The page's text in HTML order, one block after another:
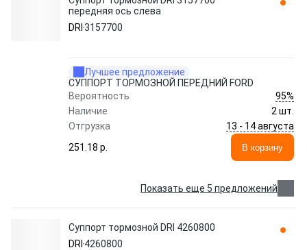
передняя ось слева
DRI 3157700
Лучшее предложение
СУППОРТ ТОРМОЗНОЙ ПЕРЕДНИЙ FORD
Вероятность
95%
Наличие
2 шт.
Отгрузка
13 - 14 августа
251.18 p.
В корзину
Показать еще 5 предложений
Суппорт тормозной DRI 4260800
DRI 4260800